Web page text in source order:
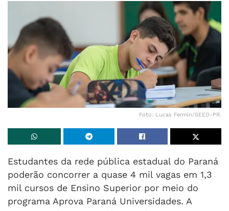
Foto: Lucas Fermin/SEED-PR.
Estudantes da rede pública estadual do Paraná
poderão concorrer a quase 4 mil vagas em 1,3
mil cursos de Ensino Superior por meio do
programa Aprova Paraná Universidades. A